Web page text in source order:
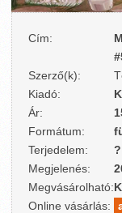
Cím:
Szerző(k):
Kiadó:
Ár:
Formátum:
Terjedelem:
Megjelenés:
Megvásárolható:
Online vásárlás: